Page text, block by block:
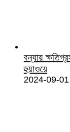
বন্যায়
হুয়াওয়ে
2024-09-01